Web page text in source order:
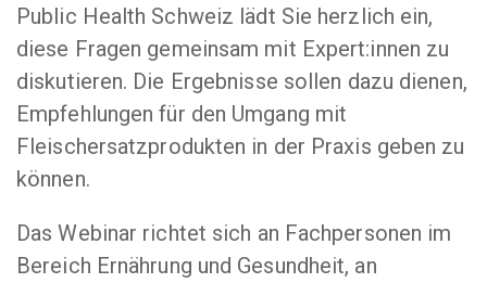
Public Health Schweiz lädt Sie herzlich ein,
diese Fragen gemeinsam mit Expert:innen zu
diskutieren. Die Ergebnisse sollen dazu dienen,
Empfehlungen für den Umgang mit
Fleischersatzprodukten in der Praxis geben zu
können.
Das Webinar richtet sich an Fachpersonen im
Bereich Ernährung und Gesund­heit, an